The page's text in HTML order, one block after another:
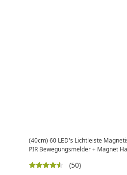
(40cm) 60 LED's Lichtleiste
PIR Bewegungsmelder + Magnet
(50)